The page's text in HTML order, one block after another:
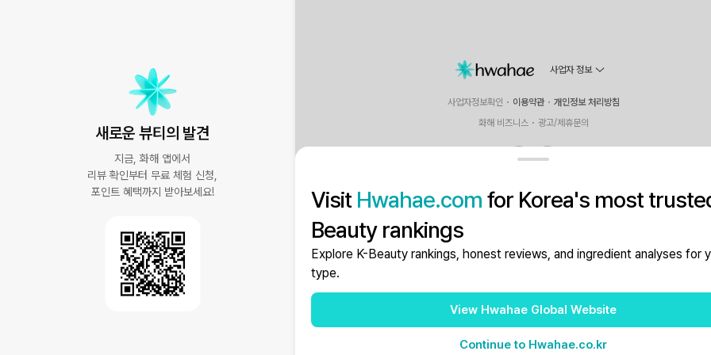
사업자 정보
사업자정보확인 이용약관
개인정보 처리방침
화해 비즈니스
광고/제휴문의
(주)화해글로벌은 결제정보의 중개서비스 또는 통신판매중개시스템의 제공자로서, 통신판매의 당사자가 아니며
오류로 인해 발생하는 모든 손해 및 상품의 주문, 배송 및 환불 등과 관련한 의무와 책임은 각 판매자에게 있
© Hwahae Global Inc. All Rights Reserved.
새로운 뷰티의 발견
지금, 화해 앱에서
리뷰 확인부터 무료 체험 신청,
포인트 혜택까지 받아보세요!
Visit Hwahae.com for Korea's most
Beauty rankings
Explore K-Beauty rankings, honest reviews, and ingredient analyses for
type.
View Hwahae Global Website
Continue to Hwahae.co.kr